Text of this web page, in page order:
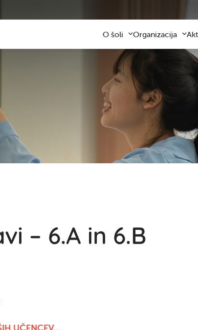
– 6.A in 6.B
O šoli
Predstavitev šole
Kontaktni podatki
Zaposleni
Organizacija dela
Varna šolska pot
Knjižnica
Katalog informacij javnega
Koristne informacije
Oddaja prostorov
Zobna ambulanta
Tekmovanja
Organizacija
Obvezni program
Razširjeni program
Sodelovanje s starši
Šolski prevozi
Šolska prehrana
Plačilo storitev
Osnovnošolsko
Svetovalna služba
Šolski sklad